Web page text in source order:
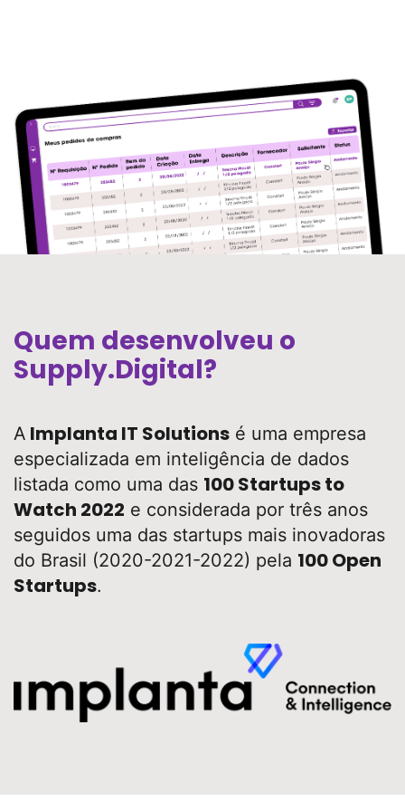
Quem desenvolveu o
Supply.Digital?
A Implanta IT Solutions é uma empresa
especializada em inteligência de dados
listada como uma das 100 Startups to
Watch 2022 e considerada por três anos
seguidos uma das startups mais inovadoras
do Brasil (2020-2021-2022) pela 100 Open
Startups.